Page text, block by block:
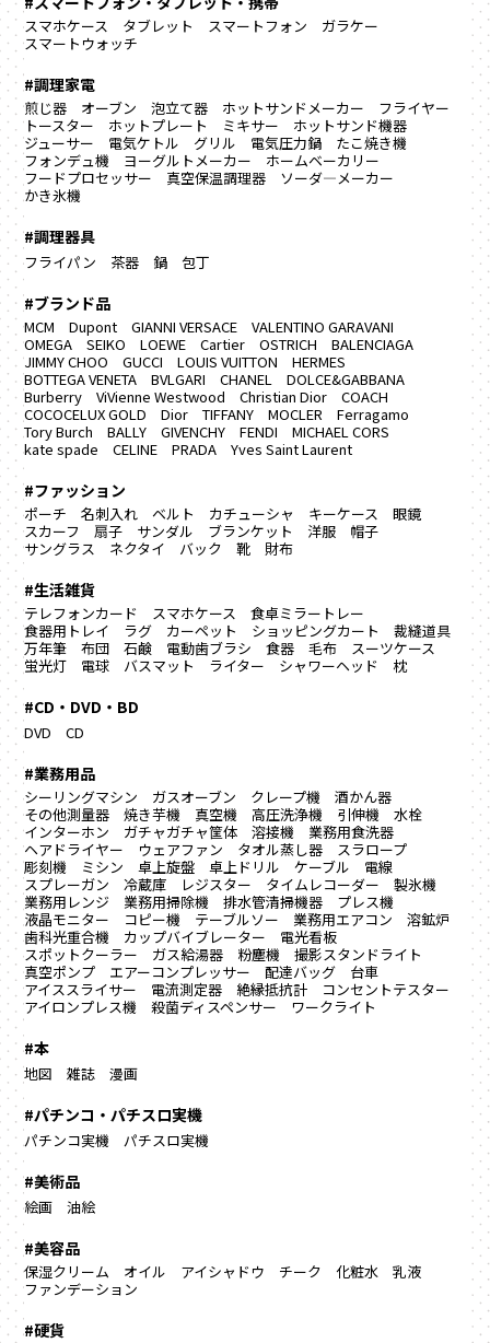
スマホケース タブレット スマートフォン
ガラケー
スマートウォッチ
#調理家電
煎じ器 オーブン 泡立て器 ホットサンドメーカー
フライヤー
トースター
ホットプレート ミキサー
ホットサンド機器
ジューサー
電気ケトル グリル 電気圧力鍋
たこ焼き機
フォンデュ機
ヨーグルトメーカー
ホームベーカリー
フードプロセッサー
真空保温調理器
ソーダ―メーカー
かき氷機
#調理器具
フライパン 茶器 鍋 包丁
#ブランド品
MCM Dupont GIANNI VERSACE
VALENTINO GARAVANI
OMEGA
SEIKO LOEWE Cartier OSTRICH
BALENCIAGA
JIMMY CHOO
GUCCI LOUIS VUITTON
HERMES
BOTTEGA VENETA
BVLGARI CHANEL
DOLCE&GABBANA
Burberry
ViVienne Westwood Christian Dior
COACH
COCOCELUX GOLD
Dior TIFFANY MOCLER
Ferragamo
Tory Burch
BALLY GIVENCHY FENDI
MICHAEL CORS
kate spade
CELINE PRADA Yves Saint Laurent
#ファッション
ポーチ 名刺入れ ベルト カチューシャ キーケース
眼鏡
スカーフ
扇子 サンダル ブランケット 洋服
帽子
サングラス
ネクタイ バック 靴 財布
#生活雑貨
テレフォンカード スマホケース
食卓ミラートレー
食器用トレイ
ラグ カーペット ショッピングカート
裁縫道具
万年筆
布団 石鹸 電動歯ブラシ 食器 毛布
スーツケース
蛍光灯
電球 バスマット ライター シャワーヘッド 枕
#CD・DVD・BD
DVD CD
#業務用品
シーリングマシン ガスオーブン クレープ機
酒かん器
その他測量器
焼き芋機 真空機 高圧洗浄機 引伸機
水栓
インターホン
ガチャガチャ筐体 溶接機
業務用食洗器
ヘアドライヤー
ウェアファン タオル蒸し器
スラロープ
彫刻機
ミシン 卓上旋盤 卓上ドリル ケーブル
電線
スプレーガン
冷蔵庫 レジスター タイムレコーダー
製氷機
業務用レンジ
業務用掃除機 排水管清掃機器
プレス機
液晶モニター
コピー機 テーブルソー 業務用エアコン
溶鉱炉
歯科光重合機
カップバイブレーター
電光看板
スポットクーラー
ガス給湯器 粉塵機
撮影スタンドライト
真空ポンプ
エアーコンプレッサー 配達バッグ
台車
アイススライサー
電流測定器 絶縁抵抗計
コンセントテスター
アイロンプレス機
殺菌ディスペンサー ワークライト
#本
地図 雑誌 漫画
#パチンコ・パチスロ実機
パチンコ実機 パチスロ実機
#美術品
絵画 油絵
#美容品
保湿クリーム オイル アイシャドウ チーク 化粧水
乳液
ファンデーション
#硬貨